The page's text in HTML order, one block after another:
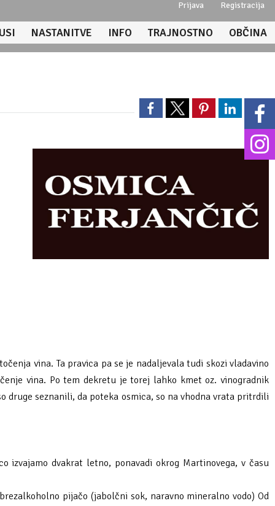
Prijava Registracija
NASTANITVE INFO TRAJNOSTNO OBČINA
vina. Ta pravica pa se je nadaljevala tudi skozi vladavino
vina. Po tem dekretu je torej lahko kmet oz. vinogradnik
druge seznanili, da poteka osmica, so na vhodna vrata pritrdili
izvajamo dvakrat letno, ponavadi okrog Martinovega, v času
pijačo (jabolčni sok, naravno mineralno vodo) Od